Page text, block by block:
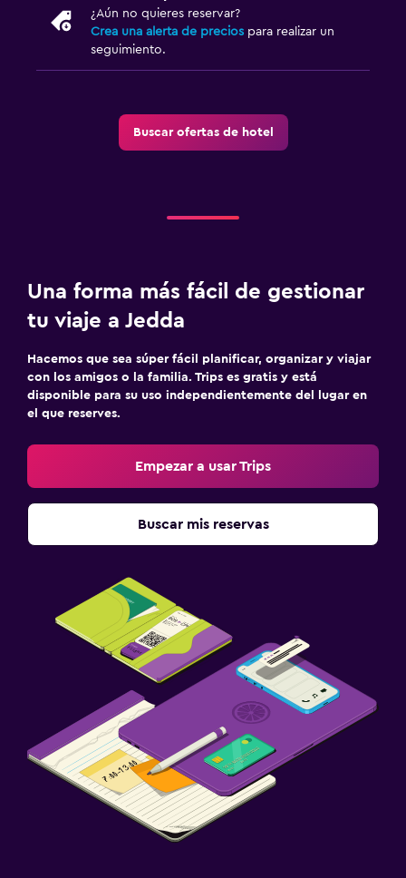
¿Aún no quieres reservar?
Crea una alerta de precios para realizar un
seguimiento.
Buscar ofertas de hotel
Una forma más fácil de gestionar
tu viaje a Jedda
Hacemos que sea súper fácil planificar, organizar y viajar
con los amigos o la familia. Trips es gratis y está
disponible para su uso independientemente del lugar en
el que reserves.
Empezar a usar Trips
Buscar mis reservas